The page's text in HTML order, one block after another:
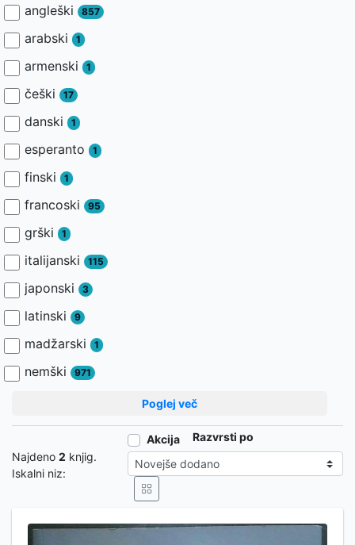
angleški 857
arabski 1
armenski 1
češki 17
danski 1
esperanto 1
finski 1
francoski 95
grški 1
italijanski 115
japonski 3
latinski 9
madžarski 1
nemški 971
Poglej več
Najdeno 2 knjig.
Iskalni niz:
Akcija Razvrsti po